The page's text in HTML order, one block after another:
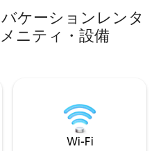
ールとセン
り、さまざ
グ、エンタ
にお応え
ーとスイ
ケーションレンタ
ニティ・設備
Wi-Fi